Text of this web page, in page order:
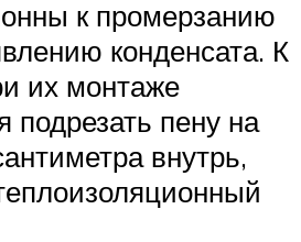
к промерзанию
конденсата. К
их монтаже
подрезать пену на
внутрь,